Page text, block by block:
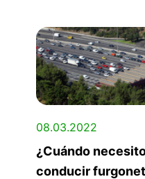
08.03.2022
¿Cuándo
conducir